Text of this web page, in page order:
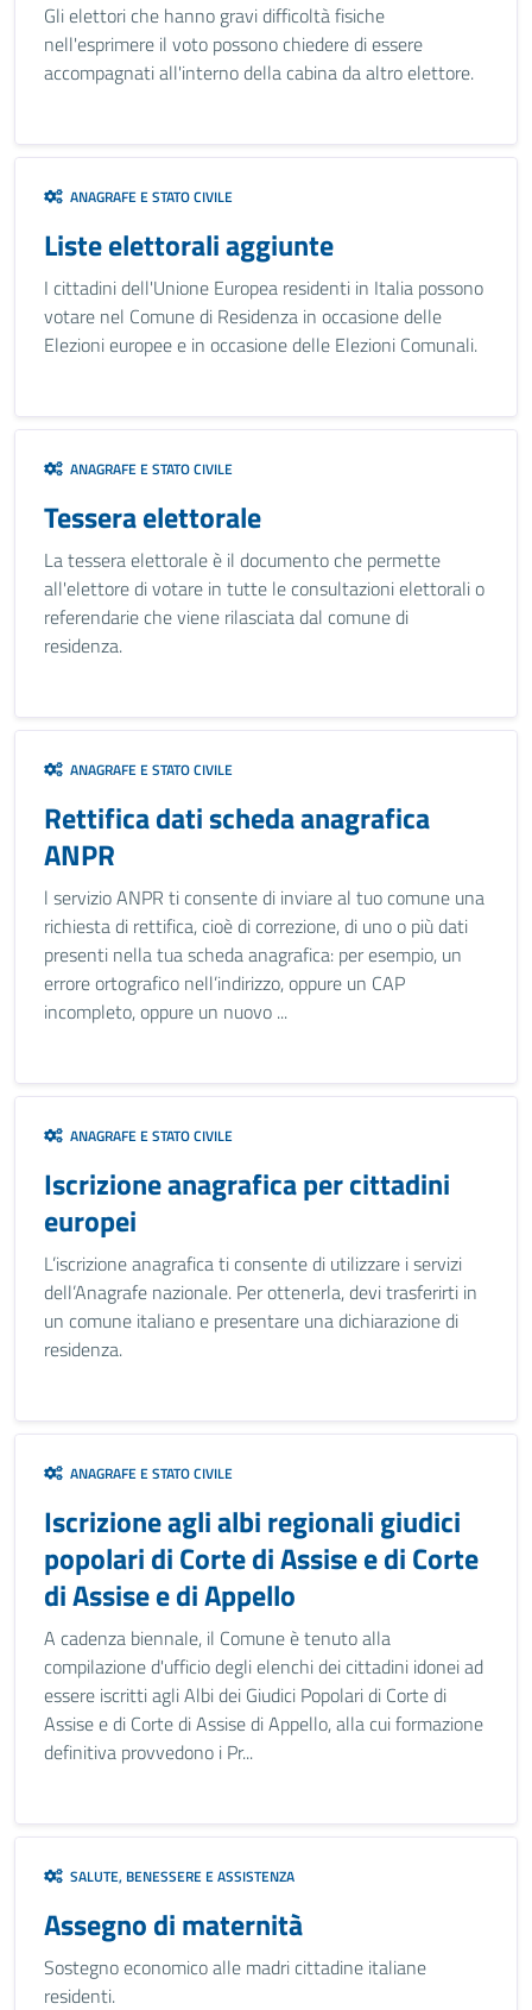
Gli elettori che hanno gravi difficoltà fisiche
nell'esprimere il voto possono chiedere di essere
accompagnati all'interno della cabina da altro elettore.
ANAGRAFE E STATO CIVILE
Liste elettorali aggiunte
I cittadini dell'Unione Europea residenti in Italia possono
votare nel Comune di Residenza in occasione delle
Elezioni europee e in occasione delle Elezioni Comunali.
ANAGRAFE E STATO CIVILE
Tessera elettorale
La tessera elettorale è il documento che permette
all'elettore di votare in tutte le consultazioni elettorali o
referendarie che viene rilasciata dal comune di
residenza.
ANAGRAFE E STATO CIVILE
Rettifica dati scheda anagrafica
ANPR
l servizio ANPR ti consente di inviare al tuo comune una
richiesta di rettifica, cioè di correzione, di uno o più dati
presenti nella tua scheda anagrafica: per esempio, un
errore ortografico nell’indirizzo, oppure un CAP
incompleto, oppure un nuovo ...
ANAGRAFE E STATO CIVILE
Iscrizione anagrafica per cittadini
europei
L’iscrizione anagrafica ti consente di utilizzare i servizi
dell’Anagrafe nazionale. Per ottenerla, devi trasferirti in
un comune italiano e presentare una dichiarazione di
residenza.
ANAGRAFE E STATO CIVILE
Iscrizione agli albi regionali giudici
popolari di Corte di Assise e di Corte
di Assise e di Appello
A cadenza biennale, il Comune è tenuto alla
compilazione d'ufficio degli elenchi dei cittadini idonei ad
essere iscritti agli Albi dei Giudici Popolari di Corte di
Assise e di Corte di Assise di Appello, alla cui formazione
definitiva provvedono i Pr...
SALUTE, BENESSERE E ASSISTENZA
Assegno di maternità
Sostegno economico alle madri cittadine italiane
residenti.